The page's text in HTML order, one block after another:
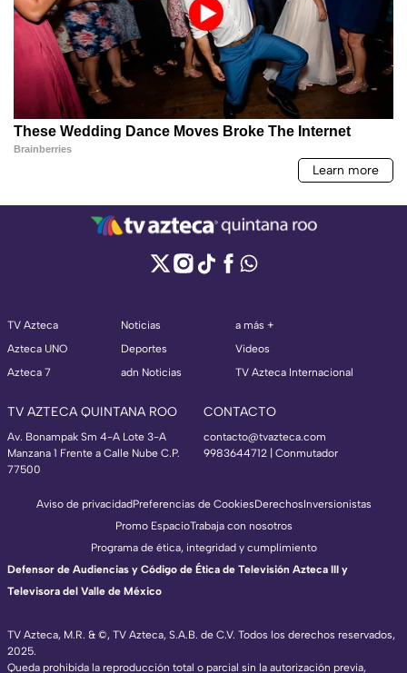
TV Azteca
Azteca UNO
Azteca 7
Noticias
Deportes
adn Noticias
a más +
Videos
TV Azteca Internacional
TV AZTECA QUINTANA ROO
Av. Bonampak Sm 4-A Lote 3-A
Manzana 1 Frente a Calle Nube C.P.
77500
CONTACTO
contacto@tvazteca.com
9983644712 | Conmutador
TV Azteca, M.R. & ©, TV Azteca, S.A.B. de C.V. Todos los derechos reservados,
2025.
Queda prohibida la reproducción total o parcial sin la autorización previa,
Aviso de privacidadPreferencias de CookiesDerechosInversionistas
Promo EspacioTrabaja con nosotros
Programa de ética, integridad y cumplimiento
Defensor de Audiencias y Código de Ética de Televisión Azteca III y
Televisora del Valle de México